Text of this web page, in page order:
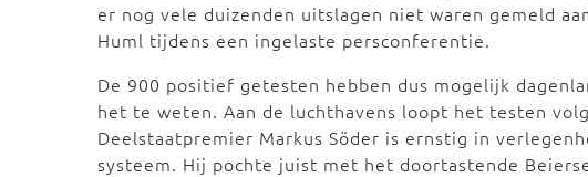
er nog vele duizenden uitslagen niet waren gemeld
Huml tijdens een ingelaste persconferentie.
De 900 positief getesten hebben dus mogelijk
het te weten. Aan de luchthavens loopt het testen
Deelstaatpremier Markus Söder is ernstig in
systeem. Hij pochte juist met het doortastende